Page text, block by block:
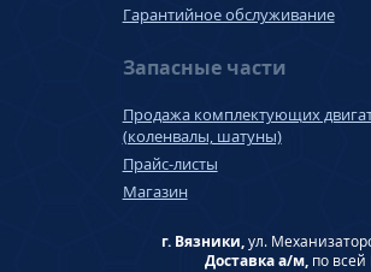
Гарантийное обслуживание
Запасные части
Продажа комплектующих
(коленвалы, шатуны)
Прайс-листы
Магазин
г. Вязники,ул.
Доставка а/м, по всей